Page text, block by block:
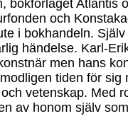
bokförlaget Atlantis
och
i bokhandeln.
händelse. Karl-
men hans
tiden för sig
vetenskap. Med
av honom själv